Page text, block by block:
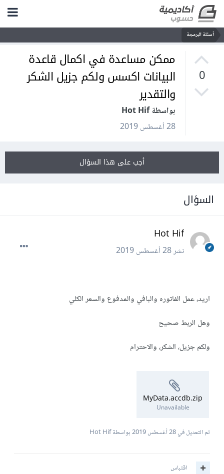
أسئلة البرمجة
0
ممكن مساعدة في اكمال قاعدة
البيانات اكسس ولكم جزيل الشكر
والتقدير
بواسطة Hot Hif
28 أغسطس 2019
أجب على هذا السؤال
السؤال
Hot Hif
نشر28 أغسطس 2019
اريد، عمل الفاتوره والبافي والمدفوع والسعر الكلي
وهل الربط صحيح
ولكم جزيل، الشكر، والاحترام
MyData.accdb.zip
Unavailable
تم التعديل في28 أغسطس 2019 بواسطة Hot Hif
اقتباس